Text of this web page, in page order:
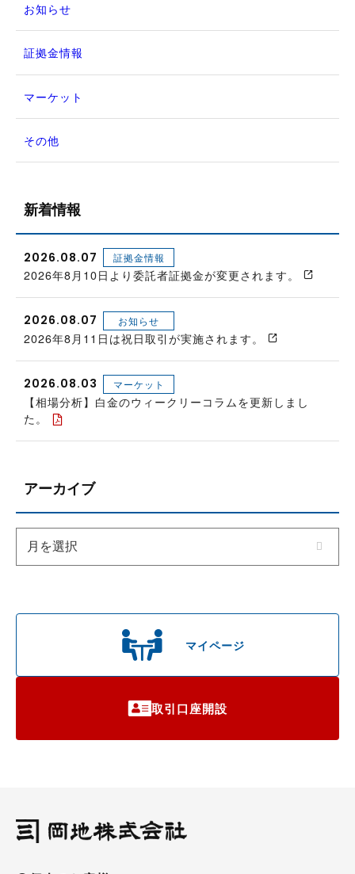
マイページ
取引口座開設
お知らせ
証拠金情報
マーケット
その他
新着情報
2026.08.07 証拠金情報
2026年8月10日より委託者証拠金が変更されます。
2026.08.07 お知らせ
2026年8月11日は祝日取引が実施されます。
2026.08.03 マーケット
【相場分析】白金のウィークリーコラムを更新しまし
た。
アーカイブ